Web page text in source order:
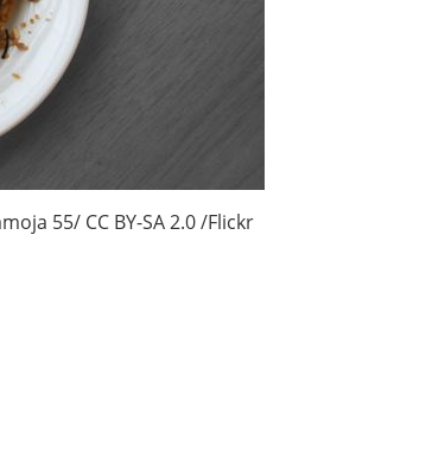
55/ CC BY-SA 2.0 /Flickr